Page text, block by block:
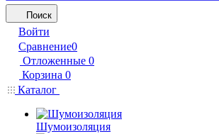
Поиск
Войти
Сравнение0
Отложенные 0
Корзина 0
Каталог
Шумоизоляция